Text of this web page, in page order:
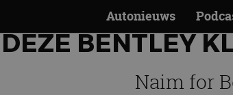
Autonieuws
DEZE BENTLEY
Naim for